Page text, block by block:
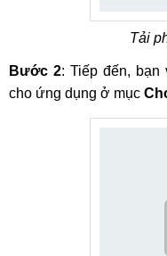
Tải
Bước 2: Tiếp đến, bạn
cho ứng dụng ở mục